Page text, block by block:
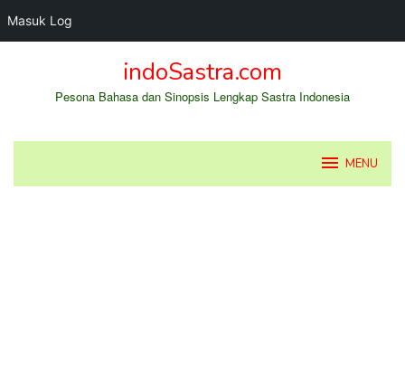
Masuk Log
indoSastra.com
Pesona Bahasa dan Sinopsis Lengkap Sastra Indonesia
MENU